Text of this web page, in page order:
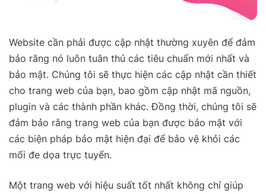
Website cần phải được cập nhật thường xuyên để đảm
bảo rằng nó luôn tuân thủ các tiêu chuẩn mới nhất và
bảo mật. Chúng tôi sẽ thực hiện các cập nhật cần thiết
cho trang web của bạn, bao gồm cập nhật mã nguồn,
plugin và các thành phần khác. Đồng thời, chúng tôi sẽ
đảm bảo rằng trang web của bạn được bảo mật với
các biện pháp bảo mật hiện đại để bảo vệ khỏi các
mối đe dọa trực tuyến.
Một trang web với hiệu suất tốt nhất không chỉ giúp